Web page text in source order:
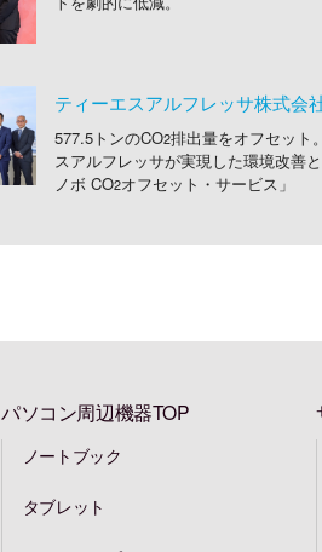
ティーエスアルフレッサ株式会
577.5トンのCO2排出量をオフセット
スアルフレッサが実現した環境改善
ノボ CO2オフセット・サービス」
パソコン周辺機器TOP
ノートブック
タブレット